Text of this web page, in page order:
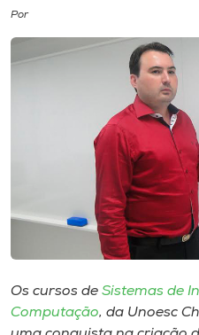
Biblioteca
Por
Os cursos de Sistemas de
Computação, da Unoesc